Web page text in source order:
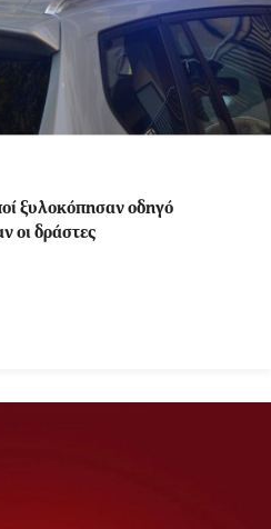
ξυλοκόπησαν οδηγό
οι δράστες